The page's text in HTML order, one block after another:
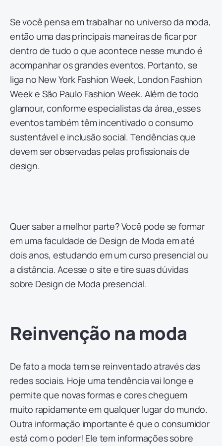
Se você pensa em trabalhar no universo da moda,
então uma das principais maneiras de ficar por
dentro de tudo o que acontece nesse mundo é
acompanhar os grandes eventos. Portanto, se
liga no New York Fashion Week, London Fashion
Week e São Paulo Fashion Week. Além de todo
glamour, conforme especialistas da área, esses
eventos também têm incentivado o consumo
sustentável e inclusão social. Tendências que
devem ser observadas pelas profissionais de
design.
Quer saber a melhor parte? Você pode se formar
em uma faculdade de Design de Moda em até
dois anos, estudando em um curso presencial ou
a distância. Acesse o site e tire suas dúvidas
sobre Design de Moda presencial.
Reinvenção na moda
De fato a moda tem se reinventado através das
redes sociais. Hoje uma tendência vai longe e
permite que novas formas e cores cheguem
muito rapidamente em qualquer lugar do mundo.
Outra informação importante é que o consumidor
está com o poder! Ele tem informações sobre